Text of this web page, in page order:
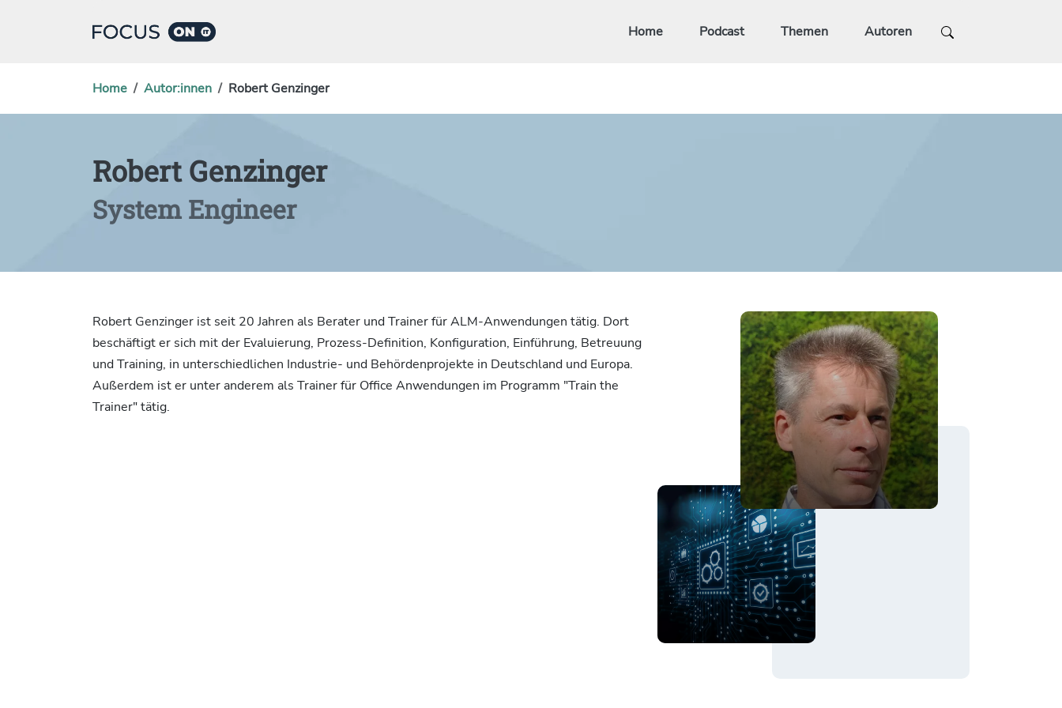
Home Podcast Themen Autoren
Home Autor:innen Robert Genzinger
Robert Genzinger
System Engineer
Robert Genzinger ist seit 20 Jahren als Berater und Trainer für ALM-Anwendungen tätig. Dort
beschäftigt er sich mit der Evaluierung, Prozess-Definition, Konfiguration, Einführung, Betreuung
und Training, in unterschiedlichen Industrie- und Behördenprojekte in Deutschland und Europa.
Außerdem ist er unter anderem als Trainer für Office Anwendungen im Programm "Train the
Trainer" tätig.